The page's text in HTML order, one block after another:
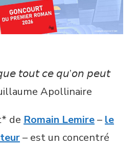
𝘵𝘰𝘶𝘵 𝘤𝘦 𝘲𝘶’𝘰𝘯 𝘱𝘦𝘶𝘵
Apollinaire
de Romain Lemire–le
– est un concentré